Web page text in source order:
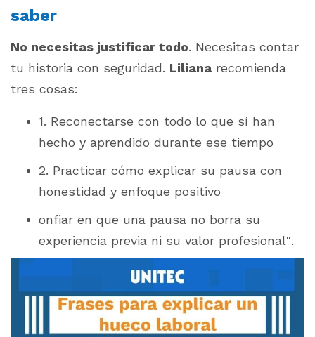
saber
No necesitas justificar todo. Necesitas contar
tu historia con seguridad. Liliana recomienda
tres cosas:
1. Reconectarse con todo lo que sí han
hecho y aprendido durante ese tiempo
2. Practicar cómo explicar su pausa con
honestidad y enfoque positivo
onfiar en que una pausa no borra su
experiencia previa ni su valor profesional".